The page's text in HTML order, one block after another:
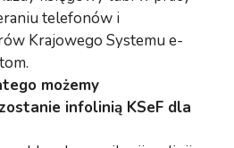
telefonów i
Krajowego Systemu e-
możemy
infolinią KSeF dla